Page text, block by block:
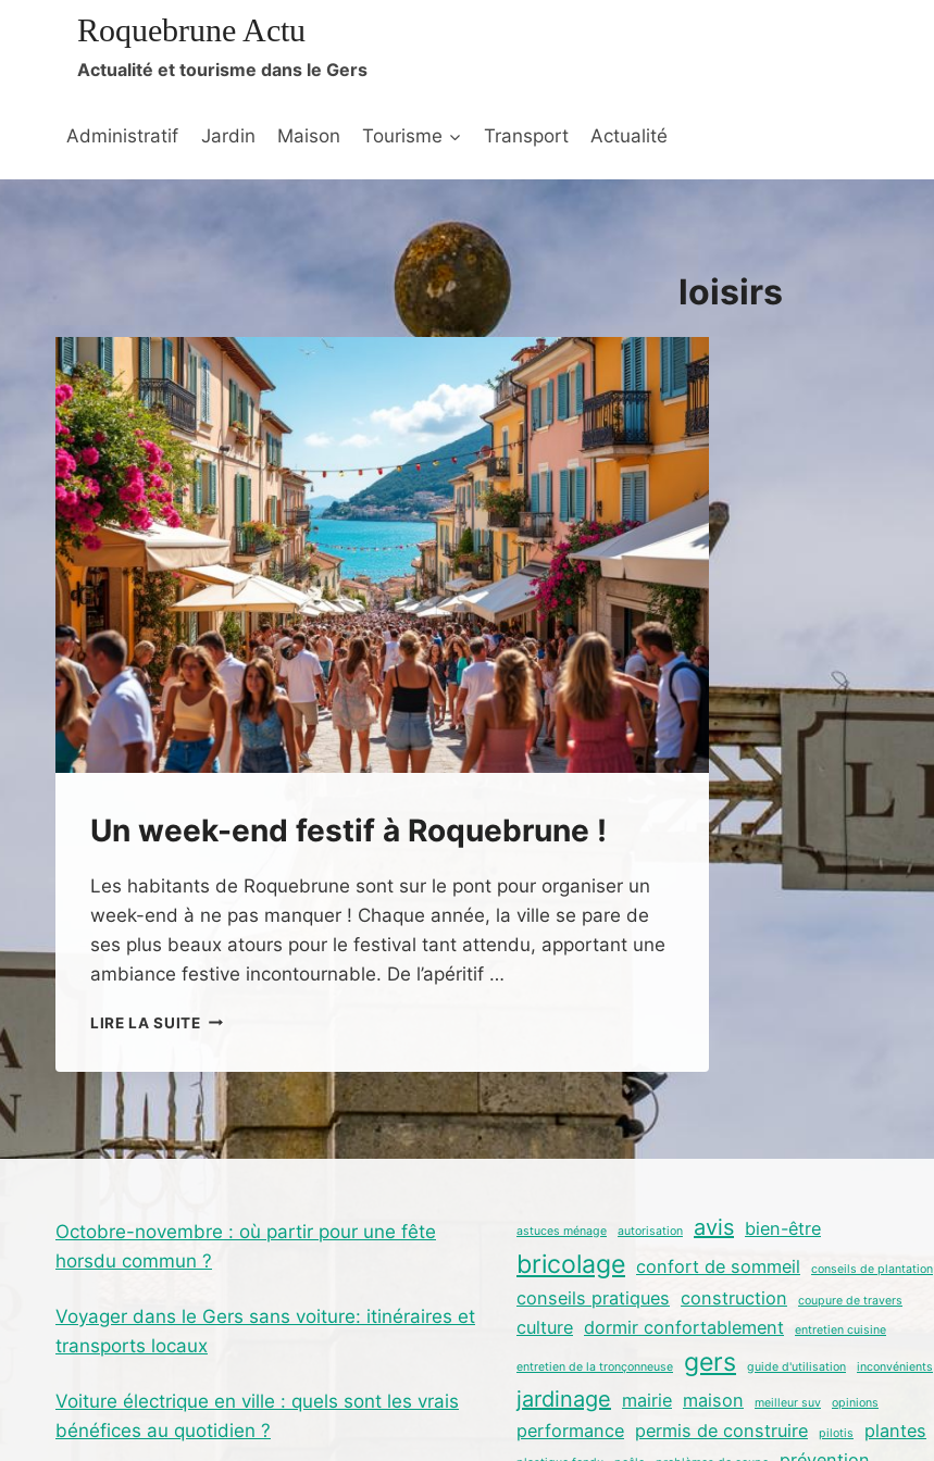
Roquebrune Actu
Actualité et tourisme dans le Gers
Administratif Jardin Maison Tourisme Transport Actualité
loisirs
Un week-end festif à Roquebrune !
Les habitants de Roquebrune sont sur le pont pour organiser un
week-end à ne pas manquer ! Chaque année, la ville se pare de
ses plus beaux atours pour le festival tant attendu, apportant une
ambiance festive incontournable. De l’apéritif …
LIRE LA SUITEUN
FESTIF
À
ROQUEBRUNE
!
Octobre-novembre : où partir pour une fête
horsdu commun ?
Voyager dans le Gers sans voiture: itinéraires et
transports locaux
Voiture électrique en ville : quels sont les vrais
bénéfices au quotidien ?
astuces ménage autorisation avis bien-être
bricolage confort de sommeil conseils de plantation
conseils pratiques construction coupure de travers
culture dormir confortablement entretien cuisine
entretien de la tronçonneuse gers guide d'utilisation inconvénients
jardinage mairie maison meilleur suv opinions
performance permis de construire pilotis plantes